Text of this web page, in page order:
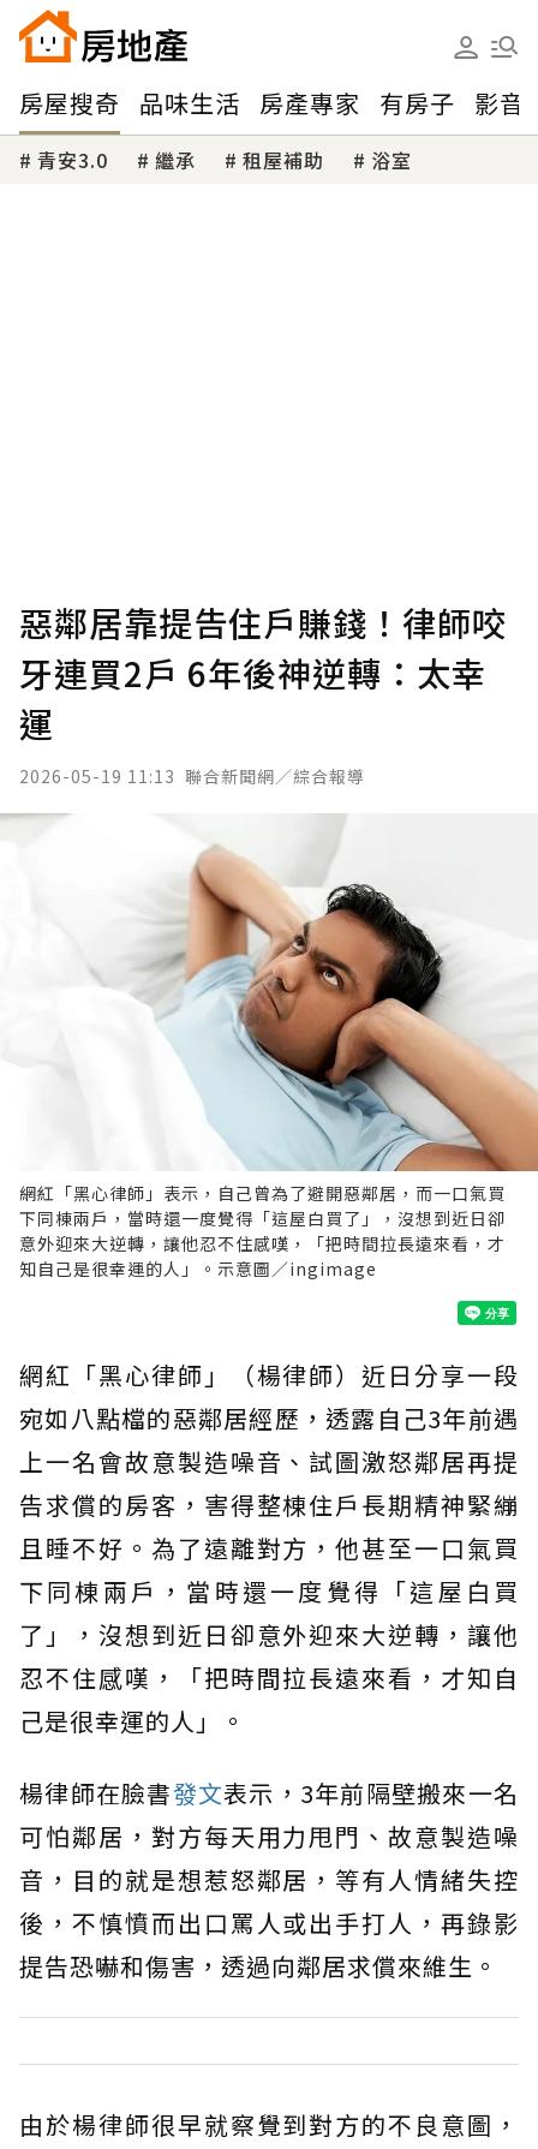
房屋搜奇 品味生活 房產專家 有房子 影音
青安3.0 繼承 租屋補助 浴室
惡鄰居靠提告住戶賺錢！律師咬
牙連買2戶 6年後神逆轉：太幸
運
2026-05-19 11:13 聯合新聞網／綜合報導
網紅「黑心律師」表示，自己曾為了避開惡鄰居，而一口氣買
下同棟兩戶，當時還一度覺得「這屋白買了」，沒想到近日卻
意外迎來大逆轉，讓他忍不住感嘆，「把時間拉長遠來看，才
知自己是很幸運的人」。示意圖／ingimage
網紅「黑心律師」（楊律師）近日分享一段
宛如八點檔的惡鄰居經歷，透露自己3年前遇
上一名會故意製造噪音、試圖激怒鄰居再提
告求償的房客，害得整棟住戶長期精神緊繃
且睡不好。為了遠離對方，他甚至一口氣買
下同棟兩戶，當時還一度覺得「這屋白買
了」，沒想到近日卻意外迎來大逆轉，讓他
忍不住感嘆，「把時間拉長遠來看，才知自
己是很幸運的人」。
楊律師在臉書發文表示，3年前隔壁搬來一名
可怕鄰居，對方每天用力甩門、故意製造噪
音，目的就是想惹怒鄰居，等有人情緒失控
後，不慎憤而出口罵人或出手打人，再錄影
提告恐嚇和傷害，透過向鄰居求償來維生。
由於楊律師很早就察覺到對方的不良意圖，